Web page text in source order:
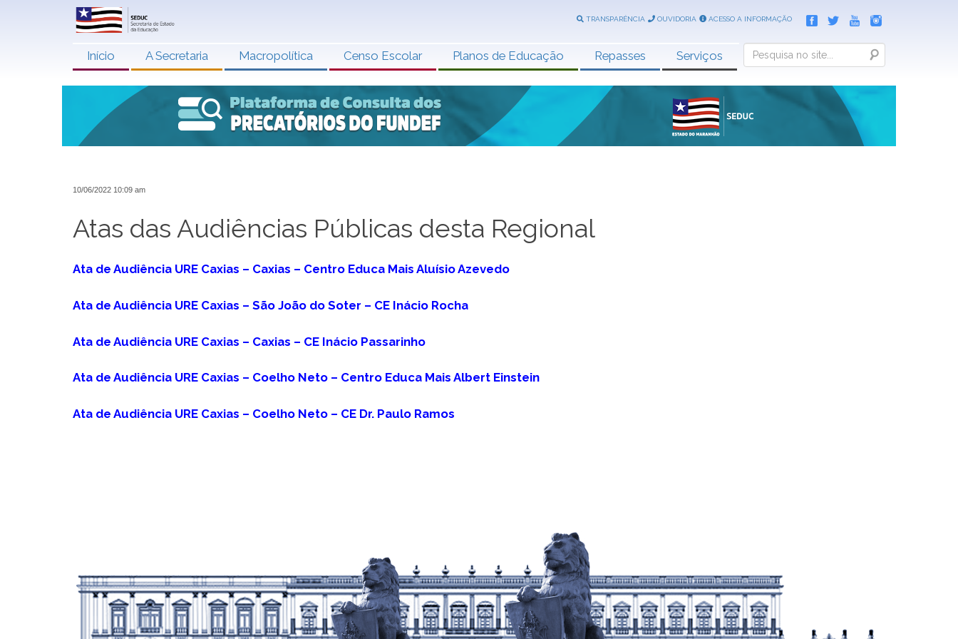
TRANSPARÊNCIA OUVIDORIA ACESSO A INFORMAÇÃO
Início A Secretaria Macropolítica Censo Escolar Planos de Educação Repasses Serviços Search
10/06/2022 10:09 am
Atas das Audiências Públicas desta Regional
Ata de Audiência URE Caxias – Caxias – Centro Educa Mais Aluísio Azevedo
Ata de Audiência URE Caxias – São João do Soter – CE Inácio Rocha
Ata de Audiência URE Caxias – Caxias – CE Inácio Passarinho
Ata de Audiência URE Caxias – Coelho Neto – Centro Educa Mais Albert Einstein
Ata de Audiência URE Caxias – Coelho Neto – CE Dr. Paulo Ramos